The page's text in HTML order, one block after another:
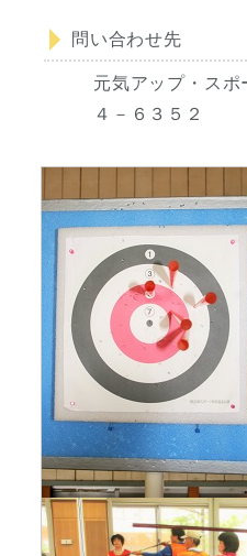
問い合わせ先
元気アップ・ス
４－６３５２